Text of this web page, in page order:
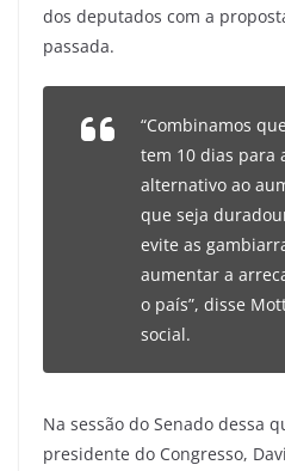
dos deputados com a
passada.
“Combinamos
tem 10 dias para
alternativo ao
que seja
evite as
aumentar a
o país”, disse
social.
Na sessão do Senado dessa
presidente do Congresso,